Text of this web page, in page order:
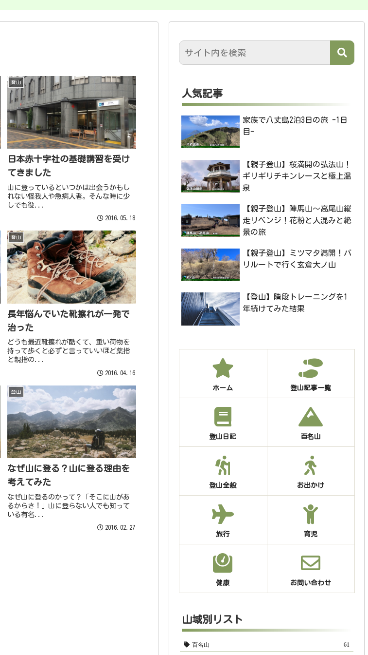
登山
日本赤十字社の基礎講習を受け
てきました
山に登っているといつかは出会うかもし
れない怪我人や急病人者。そんな時に少
しでも役...
2016.05.18
登山
長年悩んでいた靴擦れが一発で
治った
どうも最近靴擦れが酷くて、重い荷物を
持って歩くと必ずと言っていいほど薬指
と親指の...
2016.04.16
登山
なぜ山に登る？山に登る理由を
考えてみた
なぜ山に登るのかって？「そこに山があ
るからさ！」山に登らない人でも知って
いる有名...
2016.02.27
人気記事
家族で八丈島2泊3日の旅 -1日
目-
【親子登山】桜満開の弘法山！
ギリギリチキンレースと極上温
泉
【親子登山】陣馬山〜高尾山縦
走リベンジ！花粉と人混みと絶
景の旅
【親子登山】ミツマタ満開！バ
リルートで行く玄倉大ノ山
【登山】階段トレーニングを1
年続けてみた結果
ホーム 登山記事一覧
登山日記 百名山
登山全般 お出かけ
旅行 育児
健康 お問い合わせ
山域別リスト
百名山 61